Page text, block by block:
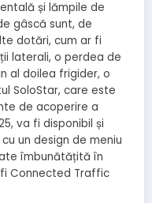
și lămpile de
gâscă sunt, de
dotări, cum ar fi
laterali, o perdea de
al doilea frigider, o
SoloStar, care este
de acoperire a
va fi disponibil și
un design de meniu
îmbunătățită în
Connected Traffic